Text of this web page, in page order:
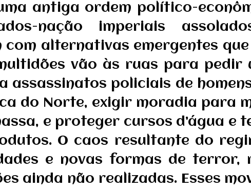
antiga ordem político-
nação imperiais
alternativas emergentes
vão às ruas para pedir
assassinatos policiais de
do Norte, exigir moradia para
e proteger cursos d’água e
O caos resultante do
e novas formas de terror,
ainda não realizadas. Esses